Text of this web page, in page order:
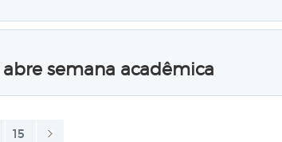
semana acadêmica
15